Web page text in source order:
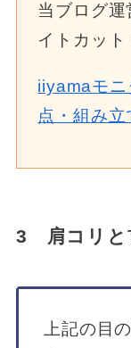
当ブログ運
イトカッ
iiyamaモニ
点・組み立
3 肩コリと
上記の目